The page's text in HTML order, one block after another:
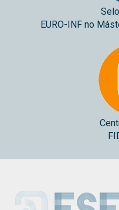
EURO-INF no
ESEI